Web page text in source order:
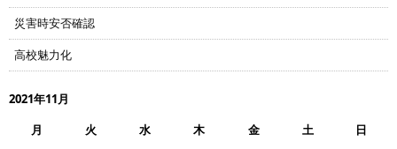
災害時安否確認
高校魅力化
2021年11月
月
火 水 木 金 土
日